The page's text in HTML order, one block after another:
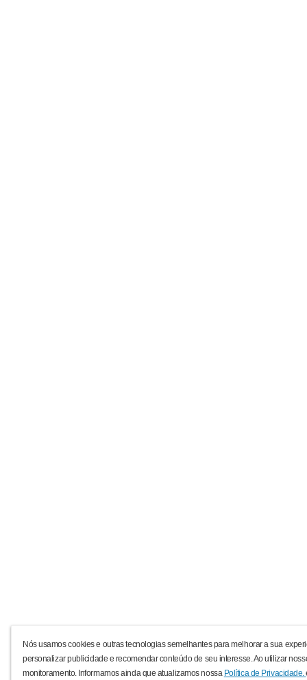
Nós usamos cookies e outras tecnologias semelhantes para melhorar a sua
personalizar publicidade e recomendar conteúdo de seu interesse. Ao utilizar
monitoramento. Informamos ainda que atualizamos nossa Política de Privacidade.